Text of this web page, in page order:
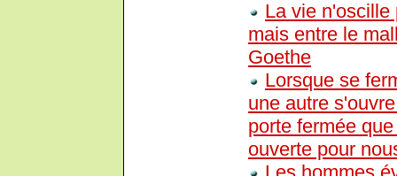
La vie n'oscille
mais entre le
Goethe
Lorsque se
une autre
porte fermée
ouverte pour